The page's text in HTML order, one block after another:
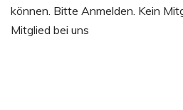
können. Bitte Anmelden. Kein
Mitglied bei uns